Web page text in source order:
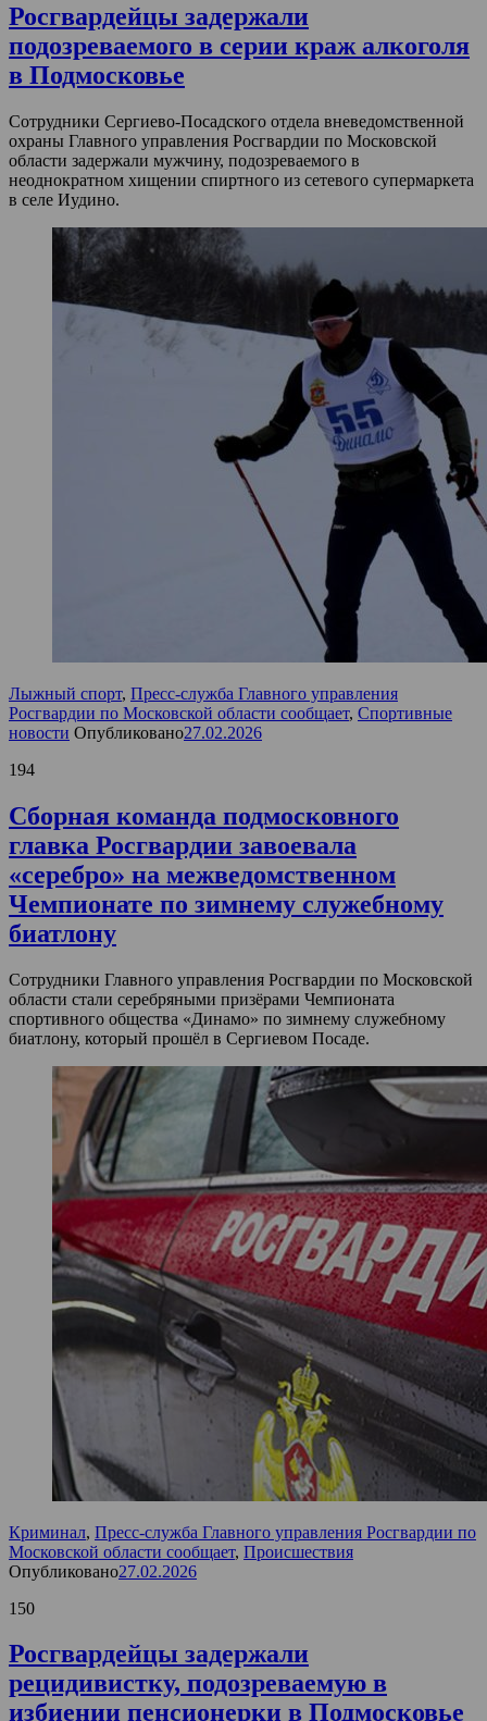
Росгвардейцы задержали
подозреваемого в серии краж алкоголя
в Подмосковье
Сотрудники Сергиево-Посадского отдела вневедомственной
охраны Главного управления Росгвардии по Московской
области задержали мужчину, подозреваемого в
неоднократном хищении спиртного из сетевого супермаркета
в селе Иудино.
Лыжный спорт, Пресс-служба Главного управления
Росгвардии по Московской области сообщает, Спортивные
новости Опубликовано27.02.2026
194
Сборная команда подмосковного
главка Росгвардии завоевала
«серебро» на межведомственном
Чемпионате по зимнему служебному
биатлону
Сотрудники Главного управления Росгвардии по Московской
области стали серебряными призёрами Чемпионата
спортивного общества «Динамо» по зимнему служебному
биатлону, который прошёл в Сергиевом Посаде.
Криминал, Пресс-служба Главного управления Росгвардии по
Московской области сообщает, Происшествия
Опубликовано27.02.2026
150
Росгвардейцы задержали
рецидивистку, подозреваемую в
избиении пенсионерки в Подмосковье